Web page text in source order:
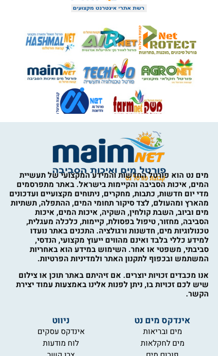
מים נט הוא פורטל החדשות והמידע המקצועי של תעשיית
המים, איכות הסביבה והקיימות בישראל. באתר מתפרסמים
מדי יום חדשות, כתבות, מחקרים, ניתוחים מקצועיים ועדכונים
מהארץ ומהעולם, לצד סיקור תחומי המים, ההתפלה, תשתיות
מים וביוב, השבת קולחין, השקיה, איכות המים, איכות
הסביבה, מחזור, טיפול בפסולת, קיימות, כלכלה מעגלית,
טכנולוגיות מים, חדשנות ורגולציה. התכנים באתר נועדו
למידע כללי בלבד ואינם מהווים ייעוץ מקצועי, הנדסי,
סביבתי, משפטי או אחר. השימוש במידע הוא באחריות
המשתמש ובכפוף לתקנון האתר ולמדיניות הפרטיות.
אנו מכבדים זכויות יוצרים. אם זיהיתם באתר תוכן או צילום
שיש לכם זכויות בו, ניתן לפנות אלינו באמצעות עמוד יצירת
הקשר.
אינדקס מים נט
מים ובריאות
מים לחקלאות
ניווט
אינדקס עסקים
לוח מודעות